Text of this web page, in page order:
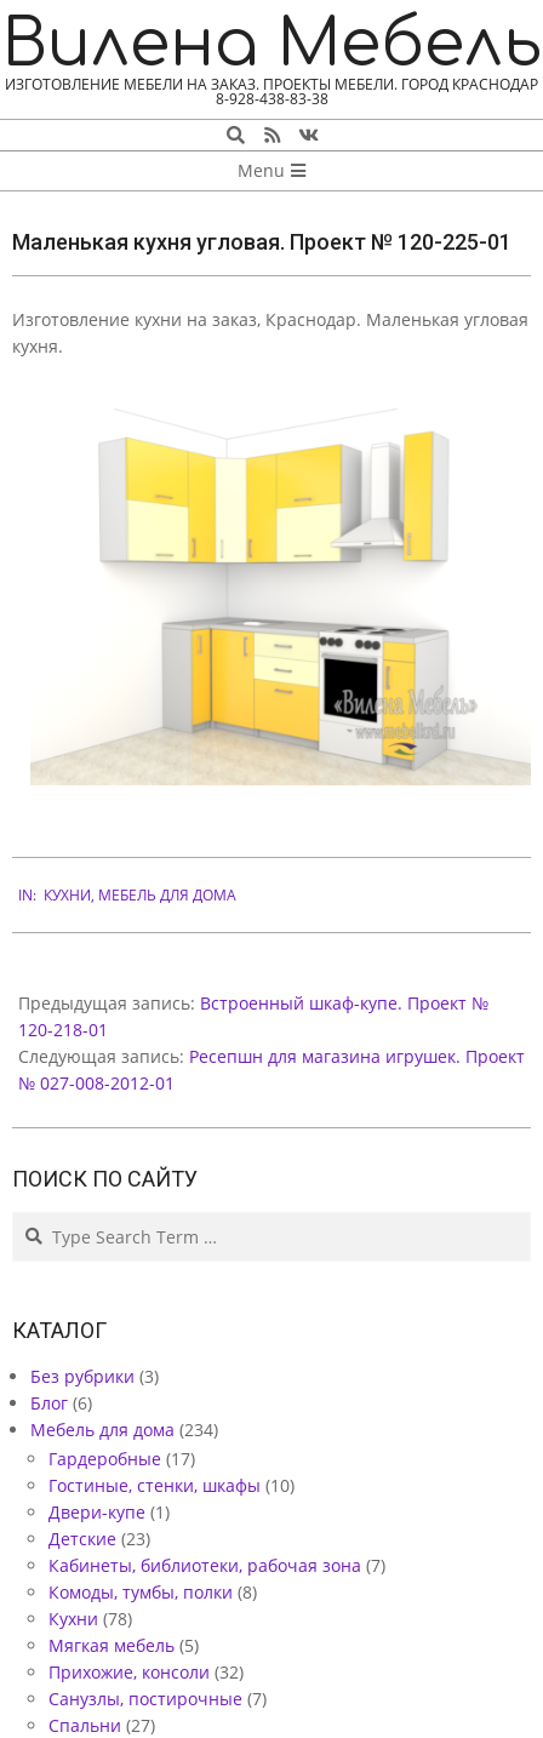
Skip
to
content
Вилена Мебель
ИЗГОТОВЛЕНИЕ МЕБЕЛИ НА ЗАКАЗ. ПРОЕКТЫ МЕБЕЛИ. ГОРОД КРАСНОДАР
8-928-438-83-38
Search
MENU
Menu
Маленькая кухня угловая. Проект № 120-225-01
М
Я
У
Г
О
В
А
Я
.
Р
Е
Т
№
2
0
2
2
5
Изготовление кухни на заказ, Краснодар. Маленькая угловая
кухня.
02-
IN: КУХНИ, МЕБЕЛЬ ДЛЯ ДОМА
Предыдущая запись: Встроенный шкаф-купе. Проект №
120-218-01
Следующая запись: Ресепшн для магазина игрушек. Проект
№ 027-008-2012-01
ПОИСК ПО САЙТУ
Search
КАТАЛОГ
Без рубрики (3)
Блог (6)
Мебель для дома (234)
Гардеробные (17)
Гостиные, стенки, шкафы (10)
Двери-купе (1)
Детские (23)
Кабинеты, библиотеки, рабочая зона (7)
Комоды, тумбы, полки (8)
Кухни (78)
Мягкая мебель (5)
Прихожие, консоли (32)
Санузлы, постирочные (7)
Спальни (27)